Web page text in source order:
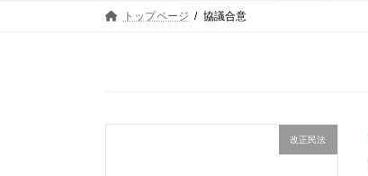
トップページ 協議合意
改正民法